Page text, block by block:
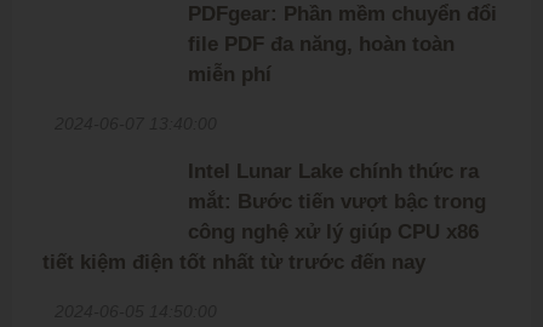
PDFgear: Phần mềm chuyển đổi
file PDF đa năng, hoàn toàn
miễn phí
Intel Lunar Lake chính thức ra
mắt: Bước tiến vượt bậc trong
công nghệ xử lý giúp CPU x86
tiết kiệm điện tốt nhất từ trước đến nay